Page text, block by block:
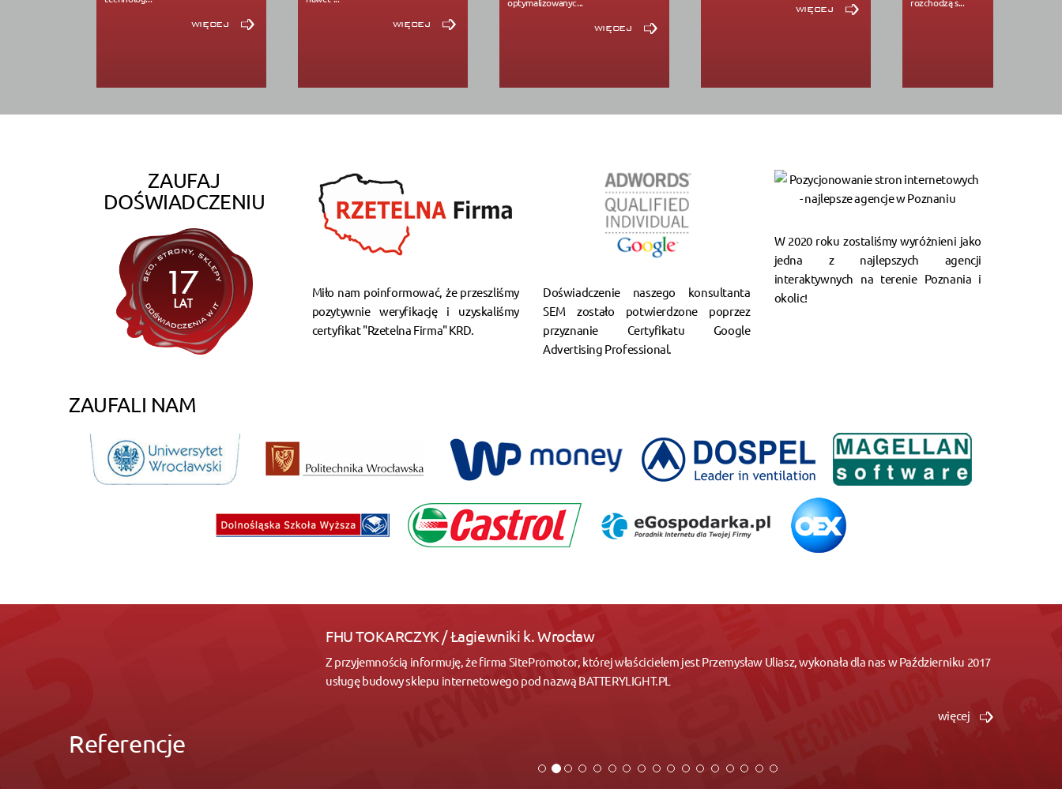
więcej
więcej
więcej
więcej
ZAUFAJ
DOŚWIADCZENIU
Miło nam poinformować, że przeszliśmy
pozytywnie weryfikację i uzyskaliśmy
certyfikat "Rzetelna Firma" KRD.
Doświadczenie naszego konsultanta
SEM zostało potwierdzone poprzez
przyznanie Certyfikatu Google
Advertising Professional.
W 2020 roku zostaliśmy wyróżnieni jako
jedna z najlepszych agencji
interaktywnych na terenie Poznania i
okolic!
ZAUFALI NAM
Referencje
FHU TOKARCZYK / Łagiewniki k. Wrocław
Z przyjemnością informuję, że firma SitePromotor, której właścicielem jest Przemysław Uliasz, wykonała dla nas w Październiku 2017
usługę budowy sklepu internetowego pod nazwą BATTERYLIGHT.PL
więcej